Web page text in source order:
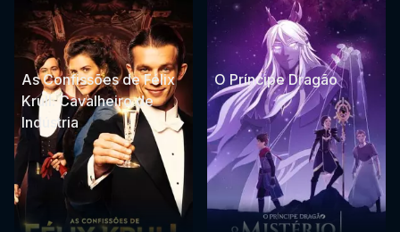
As Confissões de Félix
Krull: Cavalheiro de
Indústria
O Príncipe Dragão